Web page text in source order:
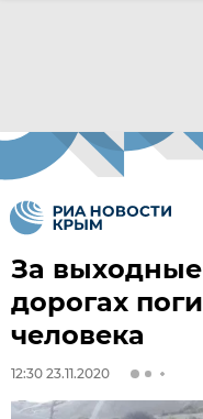
За
дорогах
человека
12:30 23.11.2020